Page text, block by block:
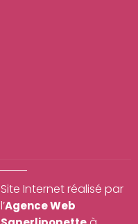
Site Internet réalisé par
l’Agence Web